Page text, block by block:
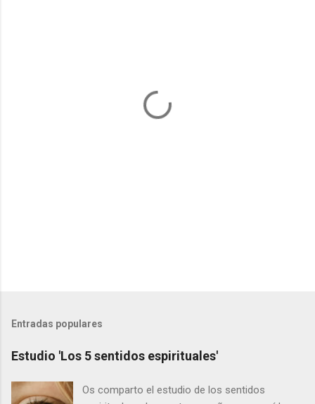
Entradas populares
Estudio 'Los 5 sentidos espirituales'
Os comparto el estudio de los sentidos